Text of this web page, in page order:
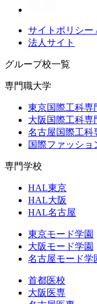
サイトポリシー
法人サイト
グループ校一覧
専門職大学
東京国際工科専
大阪国際工科専
名古屋国際工科
国際ファッショ
専門学校
HAL東京
HAL大阪
HAL名古屋
東京モード学園
大阪モード学園
名古屋モード学
首都医校
大阪医専